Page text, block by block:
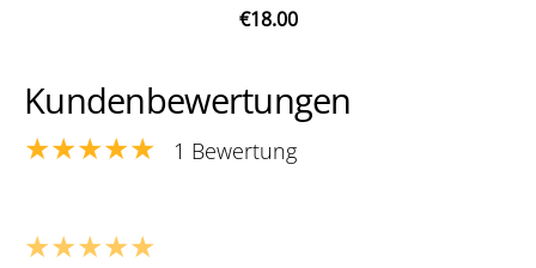
€18.00
Kundenbewertungen
★★★★★ 1 Bewertung
★★★★★